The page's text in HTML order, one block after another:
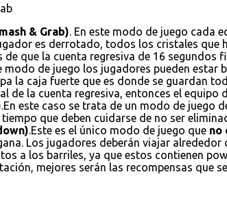
& Grab). En este modo de juego cada
es derrotado, todos los cristales que
que la cuenta regresiva de 16 segundos
modo de juego los jugadores pueden estar
la caja fuerte que es donde se guardan
de la cuenta regresiva, entonces el
.En este caso se trata de un modo de juego
que deben cuidarse de no ser
.Este es el único modo de juego que no
Los jugadores deberán viajar
a los barriles, ya que estos contienen
mejores serán las recompensas que